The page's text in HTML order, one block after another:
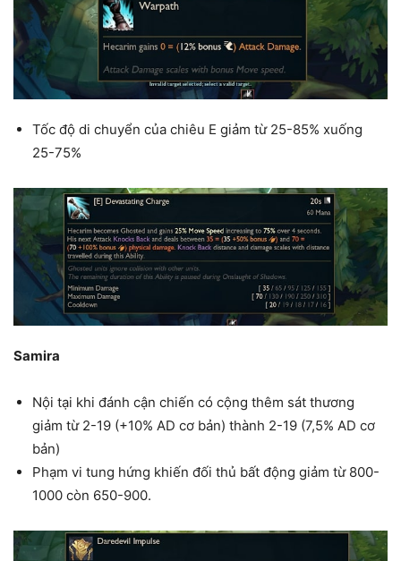
Tốc độ di chuyển của chiêu E giảm từ 25-85% xuống
25-75%
Samira
Nội tại khi đánh cận chiến có cộng thêm sát thương
giảm từ 2-19 (+10% AD cơ bản) thành 2-19 (7,5% AD cơ
bản)
Phạm vi tung hứng khiến đối thủ bất động giảm từ 800-
1000 còn 650-900.